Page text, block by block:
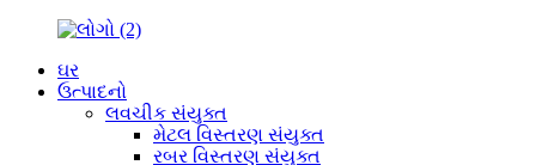
ઘર
ઉત્પાદનો
લવચીક સંયુક્ત
મેટલ વિસ્તરણ સંયુક્ત
રબર વિસ્તરણ સંયુક્ત